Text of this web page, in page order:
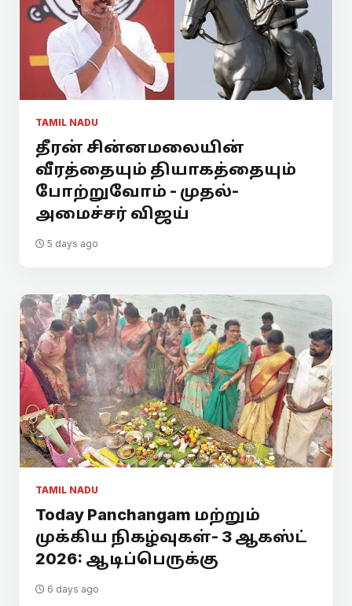
TAMIL NADU
தீரன் சின்னமலையின்
வீரத்தையும் தியாகத்தையும்
போற்றுவோம் - முதல்-
அமைச்சர் விஜய்
5 days ago
TAMIL NADU
Today Panchangam மற்றும்
முக்கிய நிகழ்வுகள்- 3 ஆகஸ்ட்
2026: ஆடிப்பெருக்கு
6 days ago